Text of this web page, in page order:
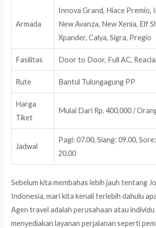
Armada
Innova Grand, Hiace Premio,
New Avanza, New Xenia, Elf
Xpander, Calya, Sigra, Pregio
Fasilitas Door to Door, Full AC,
Rute Bantul Tulungagung PP
Harga
Tiket
Mulai Dari Rp. 400,000 /
Jadwal
Pagi: 07.00, Siang: 09.00,
20.00
Sebelum kita membahas lebih jauh tentang
Indonesia, mari kita kenali terlebih dahulu
Agen travel adalah perusahaan atau individu
menyediakan layanan perjalanan seperti